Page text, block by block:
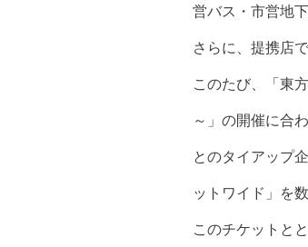
営バス・市営地
さらに、提携店
このたび、「東
～」の開催に合
とのタイアップ
ットワイド」を
このチケットと